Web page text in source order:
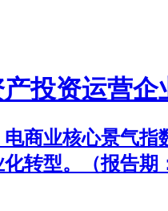
投资运营企
商业核心景气
转型。（报告期